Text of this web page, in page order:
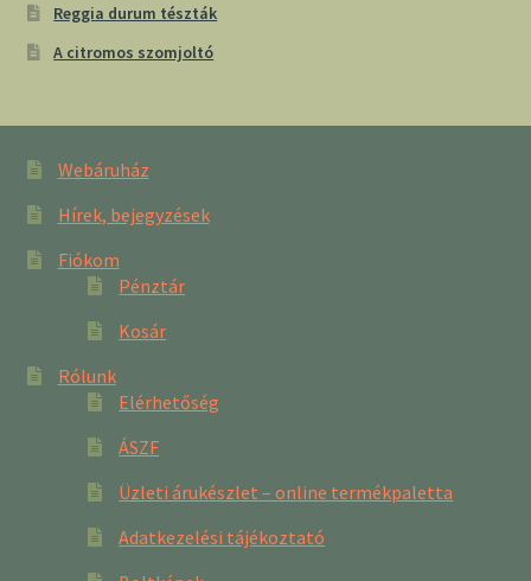
Reggia durum tészták
A citromos szomjoltó
Webáruház
Hírek, bejegyzések
Fiókom
Pénztár
Kosár
Rólunk
Elérhetőség
ÁSZF
Üzleti árukészlet – online termékpaletta
Adatkezelési tájékoztató